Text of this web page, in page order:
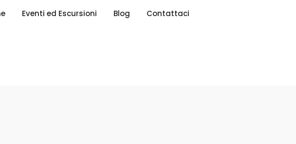
Eventi ed Escursioni Blog Contattaci